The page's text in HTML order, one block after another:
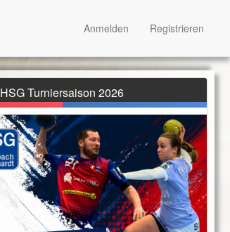
HSG Turniersaison 2026
Anmelden Registrieren